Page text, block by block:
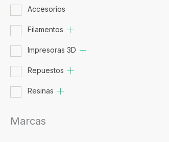
Accesorios
Filamentos
Impresoras 3D
Repuestos
Resinas
Marcas